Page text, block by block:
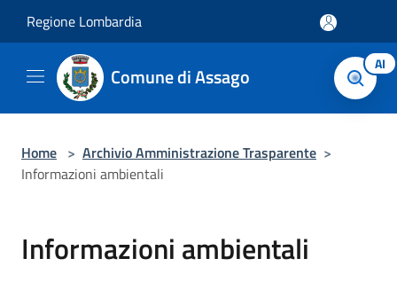
Regione Lombardia
Comune di Assago AI
Home > Archivio Amministrazione Trasparente >
Informazioni ambientali
Informazioni ambientali